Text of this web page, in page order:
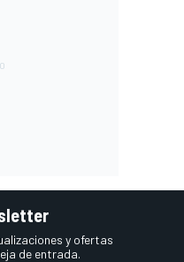
y ofertas
de entrada.